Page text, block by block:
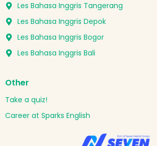
Les Bahasa Inggris Tangerang
Les Bahasa Inggris Depok
Les Bahasa Inggris Bogor
Les Bahasa Inggris Bali
Other
Take a quiz!
Career at Sparks English